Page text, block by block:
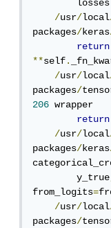
/usr/
packages/
return
**self.
/usr/
packages/
206 wrapper
return
/usr/
packages/
from_logits=
/usr/
packages/